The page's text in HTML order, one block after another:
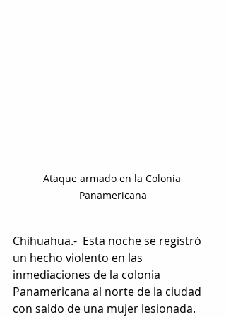
Ataque armado en la Colonia
Panamericana
Chihuahua.-  Esta noche se registró
un hecho violento en las
inmediaciones de la colonia
Panamericana al norte de la ciudad
con saldo de una mujer lesionada.